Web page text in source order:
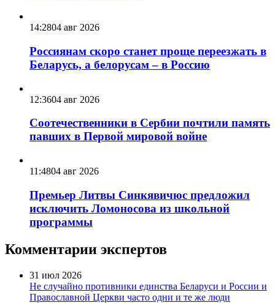
14:2804 авг 2026
Россиянам скоро станет проще переезжать в
Беларусь, а белорусам – в Россию
12:3604 авг 2026
Соотечественники в Сербии почтили память
павших в Первой мировой войне
11:4804 авг 2026
Премьер Литвы Синкявичюс предложил
исключить Ломоносова из школьной
программы
Комментарии экспертов
31 июл 2026
Не случайно противники единства Беларуси и России и
Православной Церкви часто одни и те же люди